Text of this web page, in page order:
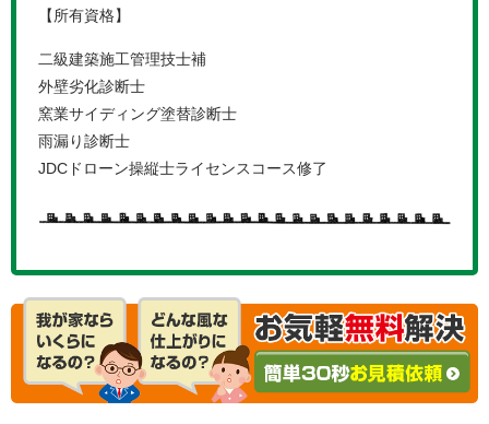
【所有資格】
二級建築施工管理技士補
外壁劣化診断士
窯業サイディング塗替診断士
雨漏り診断士
JDCドローン操縦士ライセンスコース修了